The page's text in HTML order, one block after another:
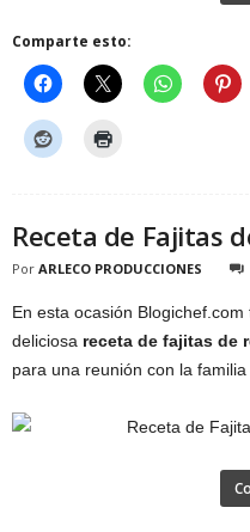
Comparte esto:
Receta de Fajitas
Por ARLECO PRODUCCIONES
En esta ocasión
deliciosa receta de fajitas de
para una reunión con la familia